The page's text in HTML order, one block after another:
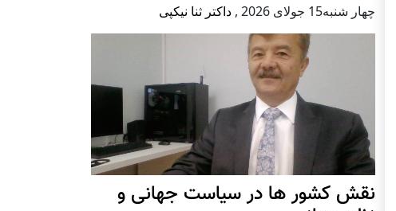
چهار شنبه15 جولای 2026 , داکتر ثنا نیکپی
نقش کشور ها در سیاست جهانی و